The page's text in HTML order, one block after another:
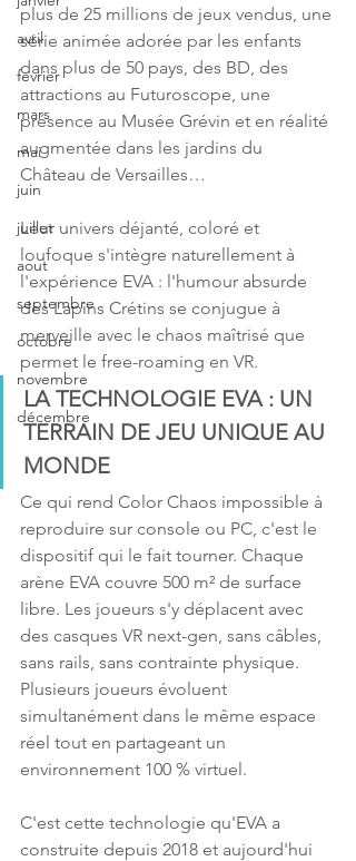
avril
fevrier
mars
mai
juin
juillet
aout
septembre
octobre
novembre
décembre
plus de 25 millions de jeux vendus, une
série animée adorée par les enfants
dans plus de 50 pays, des BD, des
attractions au Futuroscope, une
présence au Musée Grévin et en réalité
augmentée dans les jardins du
Château de Versailles…
Leur univers déjanté, coloré et
loufoque s'intègre naturellement à
l'expérience EVA : l'humour absurde
des Lapins Crétins se conjugue à
merveille avec le chaos maîtrisé que
permet le free-roaming en VR.
LA TECHNOLOGIE EVA : UN
TERRAIN DE JEU UNIQUE AU
MONDE
Ce qui rend Color Chaos impossible à
reproduire sur console ou PC, c'est le
dispositif qui le fait tourner. Chaque
arène EVA couvre 500 m² de surface
libre. Les joueurs s'y déplacent avec
des casques VR next-gen, sans câbles,
sans rails, sans contrainte physique.
Plusieurs joueurs évoluent
simultanément dans le même espace
réel tout en partageant un
environnement 100 % virtuel.
C'est cette technologie qu'EVA a
construite depuis 2018 et aujourd'hui